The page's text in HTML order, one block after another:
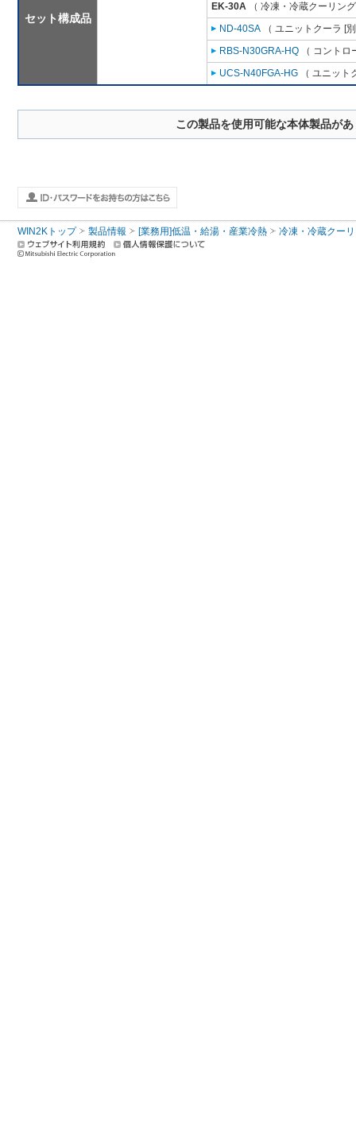
セット構成品
EK-30A （ 冷凍・冷蔵クーリン
ND-40SA （ ユニットクーラ [
RBS-N30GRA-HQ （ コント
UCS-N40FGA-HG （ ユニット
この製品を使用可能な本体製品が
WIN2Kトップ 製品情報 [業務用]低温・給湯・産業冷熱 冷凍・冷蔵クー